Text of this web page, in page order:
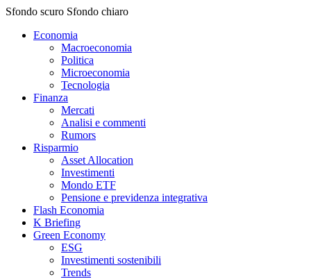
Sfondo scuro Sfondo chiaro
Economia
Macroeconomia
Politica
Microeconomia
Tecnologia
Finanza
Mercati
Analisi e commenti
Rumors
Risparmio
Asset Allocation
Investimenti
Mondo ETF
Pensione e previdenza integrativa
Flash Economia
K Briefing
Green Economy
ESG
Investimenti sostenibili
Trends